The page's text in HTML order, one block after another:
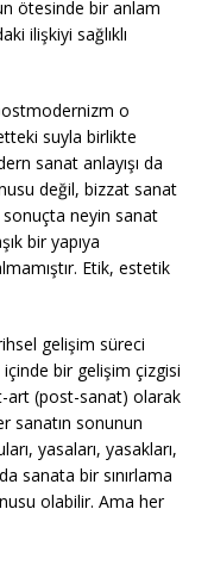
ötesinde bir anlam
ilişkiyi sağlıklı
o
suyla birlikte
sanat anlayışı da
değil, bizzat sanat
sonuçta neyin sanat
bir yapıya
Etik, estetik
gelişim süreci
bir gelişim çizgisi
art (post-sanat) olarak
sanatın sonunun
yasaları, yasakları,
sanata bir sınırlama
olabilir. Ama her